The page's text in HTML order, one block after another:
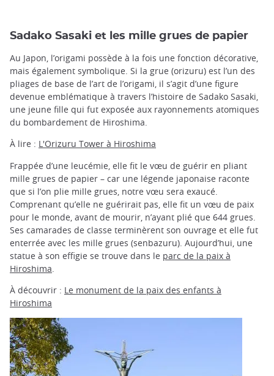
Sadako Sasaki et les mille grues de papier
Au Japon, l’origami possède à la fois une fonction décorative,
mais également symbolique. Si la grue (orizuru) est l’un des
pliages de base de l’art de l’origami, il s’agit d’une figure
devenue emblématique à travers l’histoire de Sadako Sasaki,
une jeune fille qui fut exposée aux rayonnements atomiques
du bombardement de Hiroshima.
À lire : L'Orizuru Tower à Hiroshima
Frappée d’une leucémie, elle fit le vœu de guérir en pliant
mille grues de papier – car une légende japonaise raconte
que si l’on plie mille grues, notre vœu sera exaucé.
Comprenant qu’elle ne guérirait pas, elle fit un vœu de paix
pour le monde, avant de mourir, n’ayant plié que 644 grues.
Ses camarades de classe terminèrent son ouvrage et elle fut
enterrée avec les mille grues (senbazuru). Aujourd’hui, une
statue à son effigie se trouve dans le parc de la paix à
Hiroshima
À découvrir : Le monument de la paix des enfants à
Hiroshima